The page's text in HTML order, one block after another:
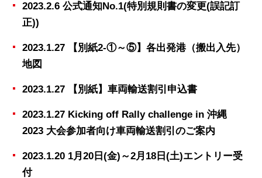
2023.2.6 公式通知No.1(特別規則書の変更(誤記訂
正))
2023.1.27 【別紙2-①～⑤】各出発港（搬出入先）
地図
2023.1.27 【別紙】車両輸送割引申込書
2023.1.27 Kicking off Rally challenge in 沖縄
2023 大会参加者向け車両輸送割引のご案内
2023.1.20 1月20日(金)～2月18日(土)エントリー受
付